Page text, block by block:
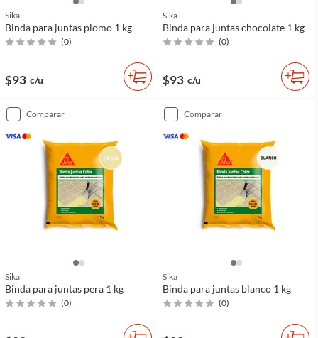
Sika
Binda para juntas plomo 1 kg
(0)
$93 c/u
Sika
Binda para juntas chocolate 1 kg
(0)
$93 c/u
comparar
Sika
Binda para juntas pera 1 kg
(0)
comparar
Sika
Binda para juntas blanco 1 kg
(0)